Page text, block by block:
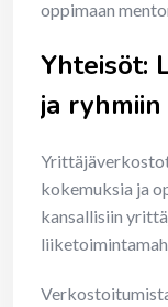
oppimaan
Yhteisöt:
ja ryhmiin
kokemuksia ja
kansallisiin